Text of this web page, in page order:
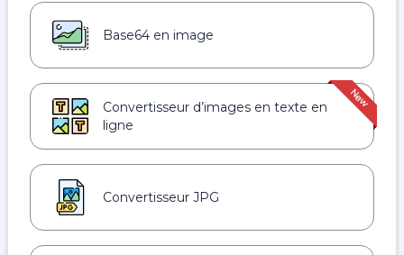
Base64 en image
Convertisseur d’images en texte en
ligne
Convertisseur JPG